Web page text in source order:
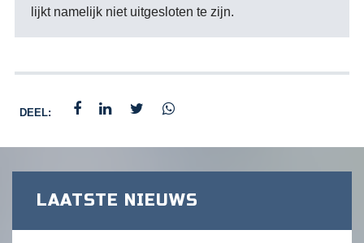
lijkt namelijk niet uitgesloten te zijn.
DEEL:
LAATSTE NIEUWS